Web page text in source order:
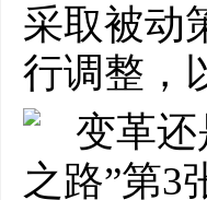
采取被动
行调整，